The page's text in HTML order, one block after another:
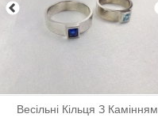
Весільні Кільця З Камінням